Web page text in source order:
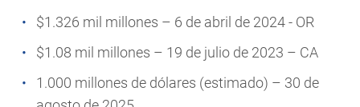
$1.326 mil millones – 6 de abril de 2024 - OR
$1.08 mil millones – 19 de julio de 2023 – CA
1.000 millones de dólares (estimado) – 30 de